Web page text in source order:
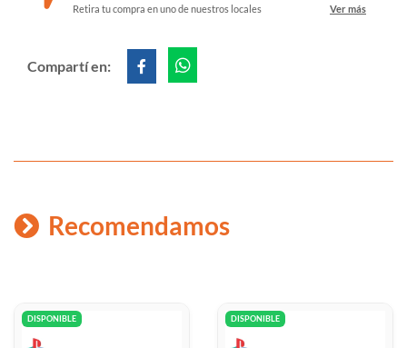
Retira tu compra en uno de nuestros locales Ver más
Compartí en:
Recomendamos
DISPONIBLE DISPONIBLE